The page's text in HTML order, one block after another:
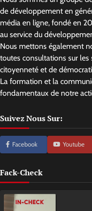
de développement en
média en ligne, fondé en
au service du
Nous mettons également
toutes consultations sur
citoyenneté et de
La formation et la
fondamentaux de notre
Suivez Nous Sur:
Facebook Youtube
Fack-Check